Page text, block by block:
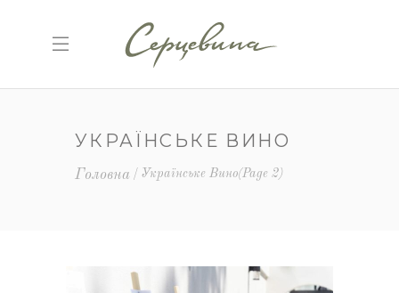
УКРАЇНСЬКЕ ВИНО
Головна Українське Вино(Page 2)